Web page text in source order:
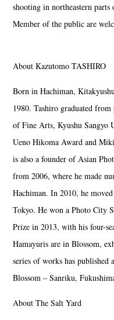
shooting in northeastern parts
Member of the public are
About Kazutomo TASHIRO
Born in Hachiman,
1980. Tashiro graduated
of Fine Arts, Kyushu Sangyo
Ueno Hikoma Award and
is also a founder of Asian
from 2006, where he made
Hachiman. In 2010, he
Tokyo. He won a Photo City
Prize in 2013, with his four-
Hamayuris are in Blossom,
series of works has
Blossom – Sanriku,
About The Salt Yard